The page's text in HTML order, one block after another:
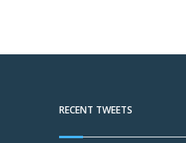
RECENT TWEETS